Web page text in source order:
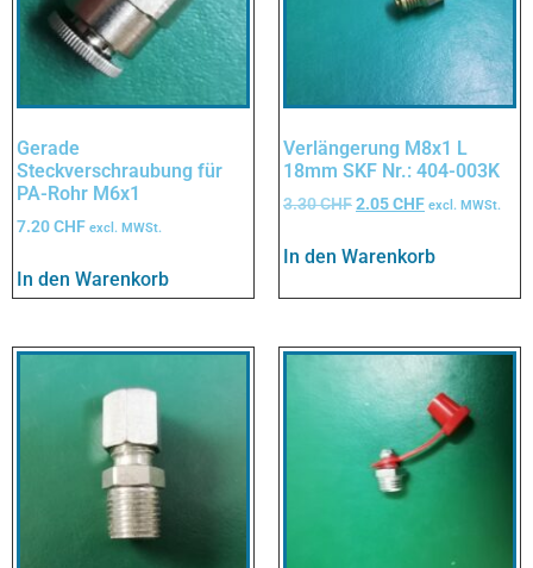
Gerade
Steckverschraubung für
PA-Rohr M6x1
7.20CHF excl. MWSt.
In den Warenkorb
Verlängerung M8x1 L
18mm SKF Nr.: 404-003K
3.30CHF2.05CHF excl. MWSt.
In den Warenkorb